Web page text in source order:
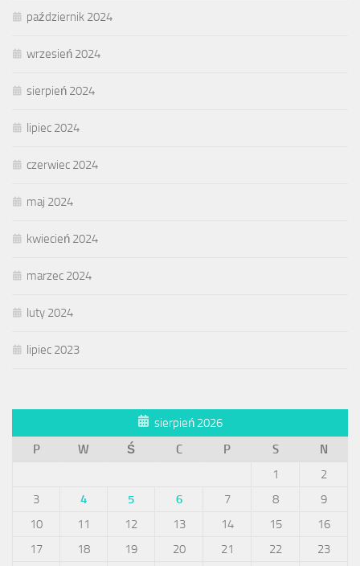
październik 2024
wrzesień 2024
sierpień 2024
lipiec 2024
czerwiec 2024
maj 2024
kwiecień 2024
marzec 2024
luty 2024
lipiec 2023
sierpień 2026
P
W Ś C P S
N
1
2
3
4 5 6 7 8
9
10
11 12 13 14 15
16
17
18 19 20 21 22
23